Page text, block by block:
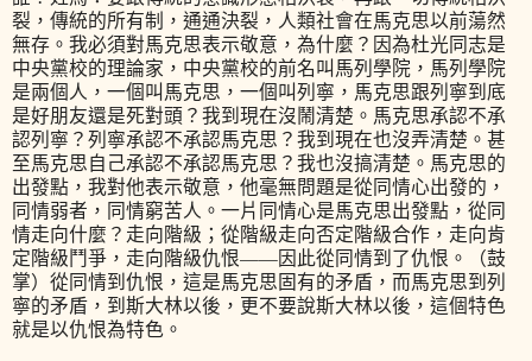
裂，傳統的所有制，通通決裂，人類社會在馬克思以前蕩然
無存。我必須對馬克思表示敬意，為什麼？因為杜光同志是
中央黨校的理論家，中央黨校的前名叫馬列學院，馬列學院
是兩個人，一個叫馬克思，一個叫列寧，馬克思跟列寧到底
是好朋友還是死對頭？我到現在沒鬧清楚。馬克思承認不承
認列寧？列寧承認不承認馬克思？我到現在也沒弄清楚。甚
至馬克思自己承認不承認馬克思？我也沒搞清楚。馬克思的
出發點，我對他表示敬意，他毫無問題是從同情心出發的，
同情弱者，同情窮苦人。一片同情心是馬克思出發點，從同
情走向什麼？走向階級；從階級走向否定階級合作，走向肯
定階級鬥爭，走向階級仇恨——因此從同情到了仇恨。（鼓
掌）從同情到仇恨，這是馬克思固有的矛盾，而馬克思到列
寧的矛盾，到斯大林以後，更不要說斯大林以後，這個特色
就是以仇恨為特色。